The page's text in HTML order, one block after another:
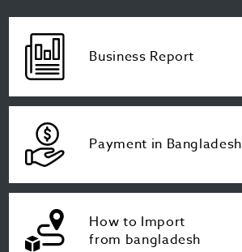
Business Report
Payment in Bangladesh
How to Import
from bangladesh